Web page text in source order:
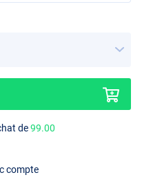
de99.00
compte